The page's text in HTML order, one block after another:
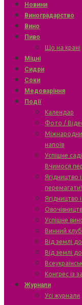
Новини
Виноградарство
Вино
Пиво
Що на крані
Міцні
Сидри
Соки
Медоваріння
Події
Календар
Фото /
напоїв
Успішне
Вчимося
Ягідництво
перемагати!
Ягідництво
Успішне
Винний
Від землі
Від землі
Конгрес із
Журнали
Усі журнали